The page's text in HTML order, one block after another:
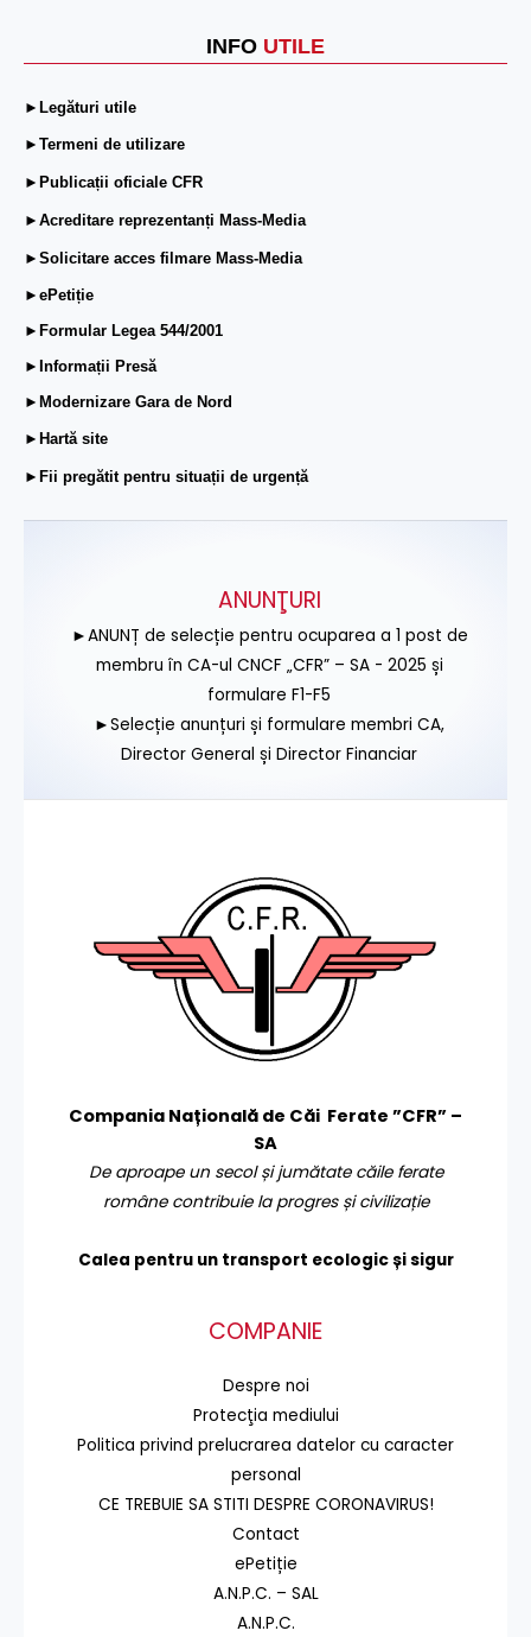
INFO UTILE
►Legături utile
►Termeni de utilizare
►Publicații oficiale CFR
►Acreditare reprezentanți Mass-Media
►Solicitare acces filmare Mass-Media
►ePetiție
►Formular Legea 544/2001
►Informații Presă
►Modernizare Gara de Nord
►Hartă site
►Fii pregătit pentru situații de urgență
ANUNŢURI
►ANUNȚ de selecție pentru ocuparea a 1 post de
membru în CA-ul CNCF „CFR” – SA - 2025 și
formulare F1-F5
►Selecție anunțuri și formulare membri CA,
Director General și Director Financiar
Compania Națională de Căi Ferate ”CFR” –
SA
De aproape un secol și jumătate căile ferate
române contribuie la progres și civilizație
Calea pentru un transport ecologic și sigur
COMPANIE
Despre noi
Protecţia mediului
Politica privind prelucrarea datelor cu caracter
personal
CE TREBUIE SA STITI DESPRE CORONAVIRUS!
Contact
ePetiție
A.N.P.C. – SAL
A.N.P.C.